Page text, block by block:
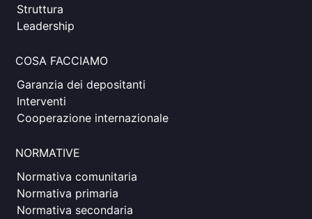
Struttura
Leadership
COSA FACCIAMO
Garanzia dei depositanti
Interventi
Cooperazione internazionale
NORMATIVE
Normativa comunitaria
Normativa primaria
Normativa secondaria